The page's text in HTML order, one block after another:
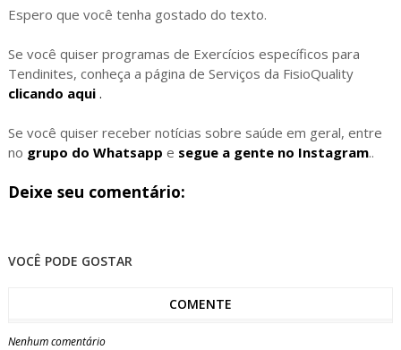
Espero que você tenha gostado do texto.
Se você quiser programas de Exercícios específicos para
Tendinites, conheça a página de Serviços da FisioQuality
clicando aqui .
Se você quiser receber notícias sobre saúde em geral, entre
no grupo do Whatsapp e segue a gente no Instagram..
Deixe seu comentário:
VOCÊ PODE GOSTAR
COMENTE
Nenhum comentário